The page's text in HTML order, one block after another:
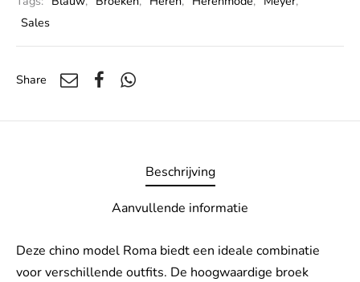
Sales
Share
Beschrijving
Aanvullende informatie
Deze chino model Roma biedt een ideale combinatie
voor verschillende outfits. De hoogwaardige broek